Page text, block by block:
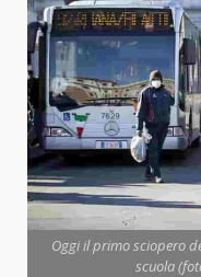
Oggi il primo sciopero
scuola